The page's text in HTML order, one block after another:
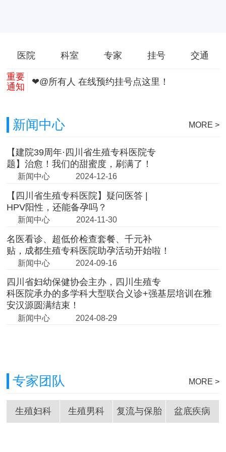
医院 科室 专家 挂号 交通
重要
通知
❤@所有人 在线预约挂号点这里！
新闻中心 MORE >
【建院39周年·四川省生殖专科医院专
题】治愈！我们的甜蜜度，刷满了！
新闻中心 2024-12-16
【四川省生殖专科医院】疑问医答 |
HPV阳性，还能备孕吗？
新闻中心 2024-11-30
名医看诊、超低价检查套餐、千元补
贴，成都生殖专科医院助孕活动开始啦！
新闻中心 2024-09-16
四川省妇幼保健协会主办，四川生殖专
科医院承办的多学科大型联合义诊+强基层培训在雅
安汉源圆满结束！
新闻中心 2024-08-29
专家团队 MORE >
生殖妇科 生殖男科 复流与保胎 盆底疾病